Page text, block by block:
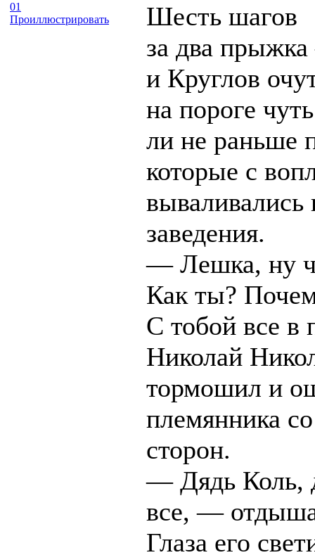
01
Проиллюстрировать
Шесть шагов
за два
и Круглов
на пороге чуть
ли не раньше
которые с
вываливались
заведения.
— Лешка, ну
Как ты?
С тобой все в
Николай
тормошил и
племянника
сторон.
— Дядь Коль,
все, —
Глаза его